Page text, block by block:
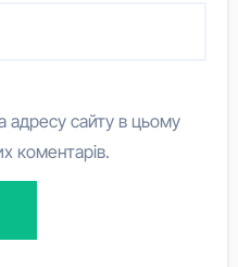
адресу сайту в цьому
коментарів.